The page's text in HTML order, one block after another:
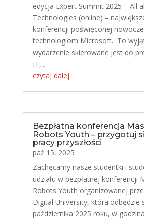
edycja Expert Summit 2025 – All
Technologies (online) –
konferencji poświęconej
technologiom Microsoft. To
wydarzenie skierowane jest do
IT,...
czytaj dalej
Bezpłatna konferencja
Robots Youth – przygotuj
pracy przyszłości
paź 15, 2025
Zachęcamy nasze studentki i
udziału w bezpłatnej konferencji
Robots Youth organizowanej
Digital University, która odbędzie
października 2025 roku, w